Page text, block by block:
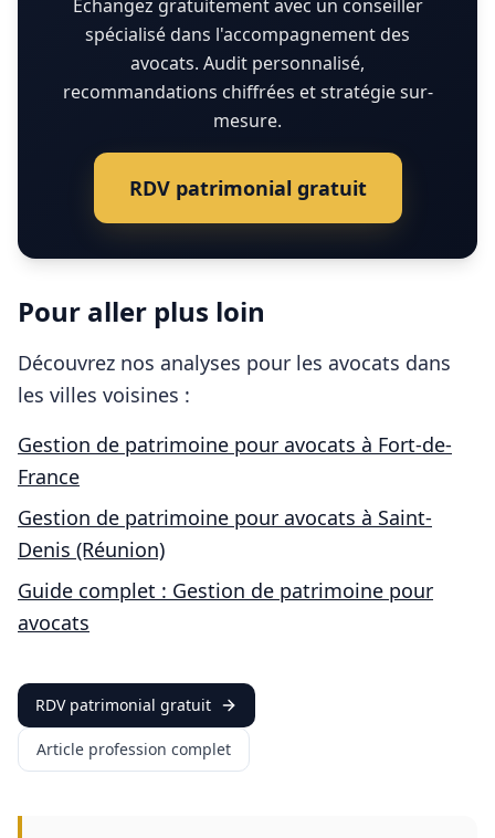
Échangez gratuitement avec un conseiller
spécialisé dans l'accompagnement des
avocats. Audit personnalisé,
recommandations chiffrées et stratégie sur-
mesure.
RDV patrimonial gratuit
Pour aller plus loin
Découvrez nos analyses pour les avocats dans
les villes voisines :
Gestion de patrimoine pour avocats à Fort-de-
France
Gestion de patrimoine pour avocats à Saint-
Denis (Réunion)
Guide complet : Gestion de patrimoine pour
avocats
RDV patrimonial gratuit
Article profession complet